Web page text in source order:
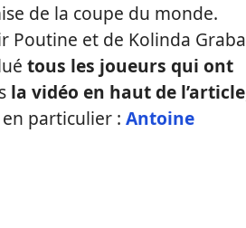
de la coupe du monde.
Poutine et de Kolinda
tous les joueurs qui ont
la vidéo en haut de l’article
particulier : Antoine